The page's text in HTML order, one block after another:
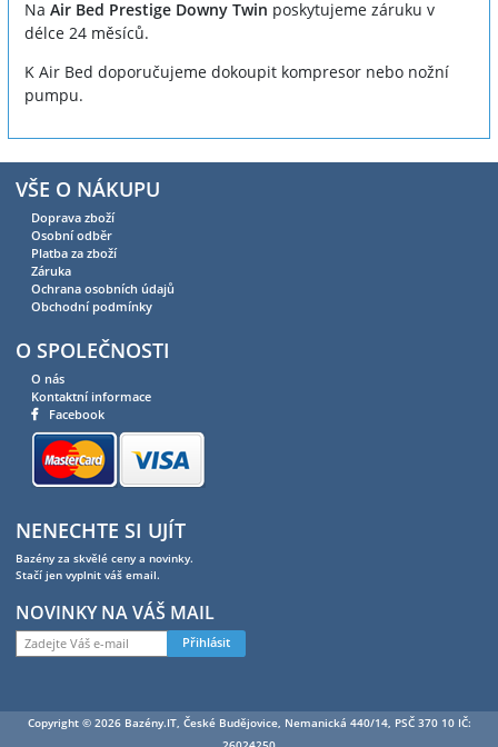
Na Air Bed Prestige Downy Twin poskytujeme záruku v
délce 24 měsíců.
K Air Bed doporučujeme dokoupit kompresor nebo nožní
pumpu.
VŠE O NÁKUPU
Doprava zboží
Osobní odběr
Platba za zboží
Záruka
Ochrana osobních údajů
Obchodní podmínky
O SPOLEČNOSTI
O nás
Kontaktní informace
Facebook
NENECHTE SI UJÍT
Bazény za skvělé ceny a novinky.
Stačí jen vyplnit váš email.
NOVINKY NA VÁŠ MAIL
Přihlásit
Copyright © 2026 Bazény.IT, České Budějovice, Nemanická 440/14, PSČ 370 10 IČ: